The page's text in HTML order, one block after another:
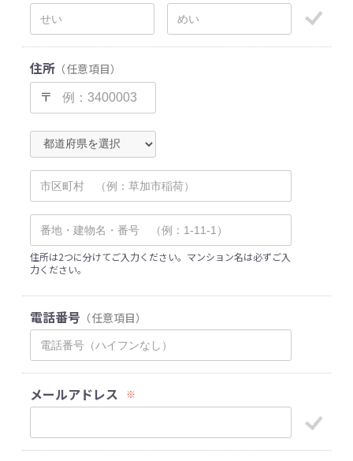
住所 （任意項目）
〒
住所は2つに分けてご入力ください。マンション名は必ずご入
力ください。
電話番号 （任意項目）
メールアドレス ※